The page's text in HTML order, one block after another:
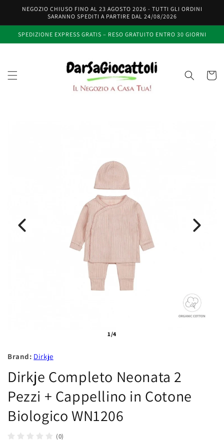
direttamente
ai contenuti
NEGOZIO CHIUSO FINO AL 23 AGOSTO 2026 - TUTTI GLI ORDINI
SARANNO SPEDITI A PARTIRE DAL 24/08/2026
SPEDIZIONE EXPRESS GRATIS – RESO GRATUITO ENTRO 30 GIORNI
Carrello
1/4
Brand: Dirkje
Dirkje Completo Neonata 2
Pezzi + Cappellino in Cotone
Biologico WN1206
(0)